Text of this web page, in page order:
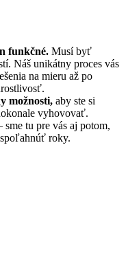
funkčné. Musí byť
Náš unikátny proces vás
na mieru až po
možnosti, aby ste si
vyhovovať.
sme tu pre vás aj potom,
spoľahnúť roky.